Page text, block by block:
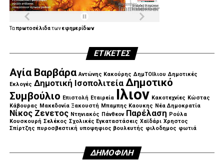
Ταπρωτοσέλιδατωνεφημερίδων
ΕΤΙΚΈΤΕΣ
Αγία Βαρβάρα Αντώνης Κακούρης ΔημΤΟΙλιου Δημοτικές
Εκλογές Δημοτική Ισοπολιτεία Δημοτικό
Συμβούλιο Επιστολή Εταιρεία Ιλιον Κακοτεχνίες Κώστας
Κάβουρας Μακεδονία Ξακουστή Μπαμπης Καουκης Νέα Δημοκρατία
Νίκος Ζενετος Ντηνιακός Πάνθεον Παρέλαση Ρούλα
Κουσκουρή Σελέκος Σχολικές Εγκαταστάσεις Χαϊδάρι Χρηστος
Σπίρτζης πυροσβεστική υποψηφιος βουλευτής φιλοδημος φωτιά
ΔΗΜΟΦΙΛΉ